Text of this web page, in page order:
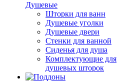
Душевые
Шторки для ванн
Душевые уголки
Душевые двери
Стенки для ванной
Сиденья для душа
Комплектующие для
душевых шторок